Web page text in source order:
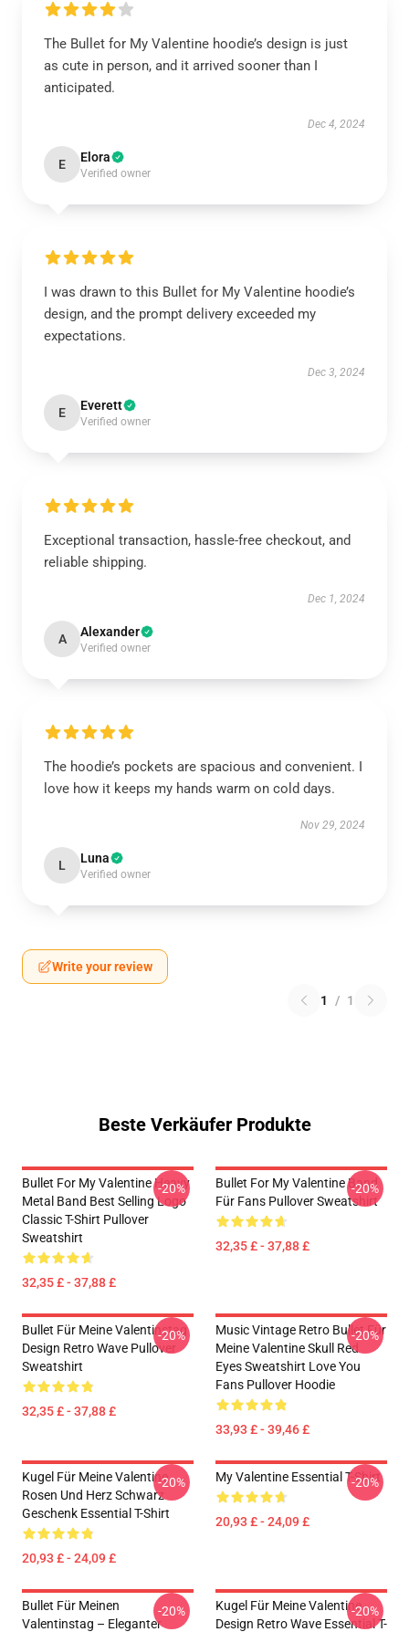
The Bullet for My Valentine hoodie’s design is just
as cute in person, and it arrived sooner than I
anticipated.
Dec 4, 2024
E Elora
Verified owner
I was drawn to this Bullet for My Valentine hoodie’s
design, and the prompt delivery exceeded my
expectations.
Dec 3, 2024
E Everett
Verified owner
Exceptional transaction, hassle-free checkout, and
reliable shipping.
Dec 1, 2024
A Alexander
Verified owner
The hoodie’s pockets are spacious and convenient. I
love how it keeps my hands warm on cold days.
Nov 29, 2024
L Luna
Verified owner
Write your review
1 / 1
Beste Verkäufer Produkte
Bullet For My Valentine Heavy
Metal Band Best Selling Logo
Classic T-Shirt Pullover
Sweatshirt
32,35 £ - 37,88 £
-20%
Bullet For My Valentine Band
Für Fans Pullover Sweatshirt
32,35 £ - 37,88 £
-20%
Bullet Für Meine Valentinstag
Design Retro Wave Pullover
Sweatshirt
32,35 £ - 37,88 £
-20%
Music Vintage Retro Bullet Für
Meine Valentine Skull Red
Eyes Sweatshirt Love You
Fans Pullover Hoodie
33,93 £ - 39,46 £
-20%
Kugel Für Meine Valentine
Rosen Und Herz Schwarz
Geschenk Essential T-Shirt
20,93 £ - 24,09 £
-20% My Valentine Essential T-Shirt
20,93 £ - 24,09 £
-20%
Bullet Für Meinen
Valentinstag – Eleganter
-20%
Kugel Für Meine Valentine
Design Retro Wave Essential T-
-20%